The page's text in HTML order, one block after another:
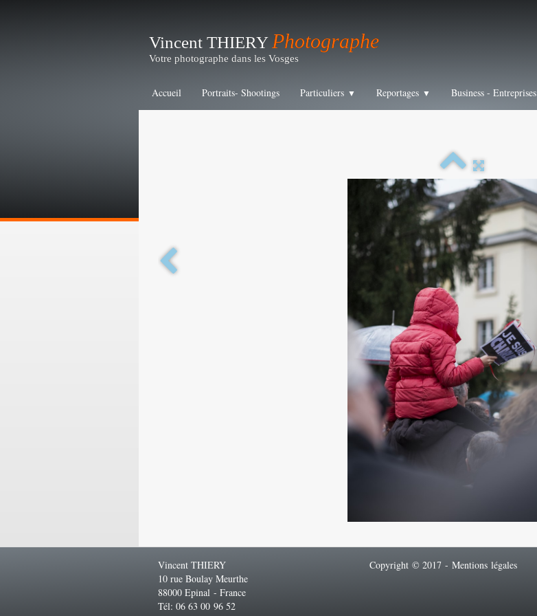
Vincent THIERY Photographe
Votre photographe dans les Vosges
Accueil Portraits- Shootings Particuliers ▼ Reportages ▼ Business - Entreprises
Vincent THIERY
10 rue Boulay Meurthe
88000 Epinal - France
Tél: 06 63 00 96 52
Copyright © 2017 -Mentions légales